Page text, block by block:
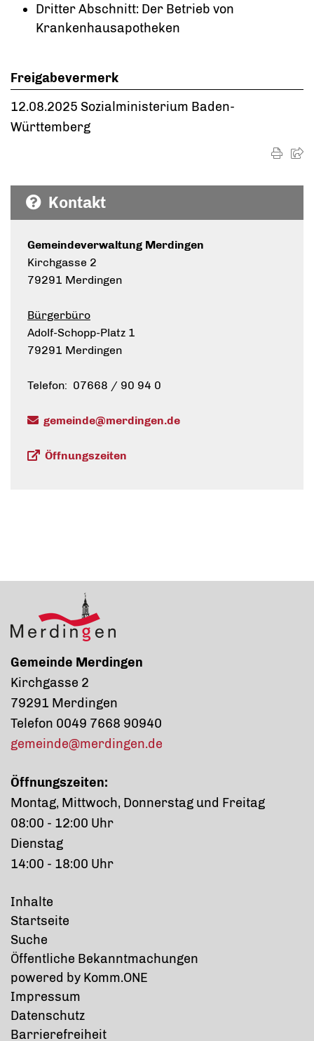
Dritter Abschnitt: Der Betrieb von
Krankenhausapotheken
Freigabevermerk
12.08.2025 Sozialministerium Baden-
Württemberg
Kontakt
Gemeindeverwaltung Merdingen
Kirchgasse 2
79291 Merdingen
Bürgerbüro
Adolf-Schopp-Platz 1
79291 Merdingen
Telefon: 07668 / 90 94 0
gemeinde@merdingen.de
Öffnungszeiten
Gemeinde Merdingen
Kirchgasse 2
79291 Merdingen
Telefon 0049 7668 90940
gemeinde@merdingen.de
Öffnungszeiten:
Montag, Mittwoch, Donnerstag und Freitag
08:00 - 12:00 Uhr
Dienstag
14:00 - 18:00 Uhr
Inhalte
Startseite
Suche
Öffentliche Bekanntmachungen
powered by Komm.ONE
Impressum
Datenschutz
Barrierefreiheit